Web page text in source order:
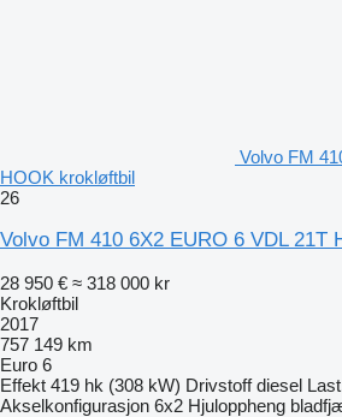
Volvo FM
HOOK krokløftbil
26
Volvo FM 410 6X2 EURO 6 VDL 21T
28 950 € ≈ 318 000 kr
Krokløftbil
2017
757 149 km
Euro 6
Effekt 419 hk (308 kW) Drivstoff diesel
Akselkonfigurasjon 6x2 Hjuloppheng